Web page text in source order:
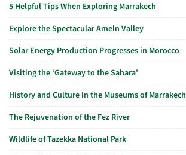
5 Helpful Tips When Exploring Marrakech
Explore the Spectacular Ameln Valley
Solar Energy Production Progresses in Morocco
Visiting the ‘Gateway to the Sahara’
History and Culture in the Museums of Marrakech
The Rejuvenation of the Fez River
Wildlife of Tazekka National Park